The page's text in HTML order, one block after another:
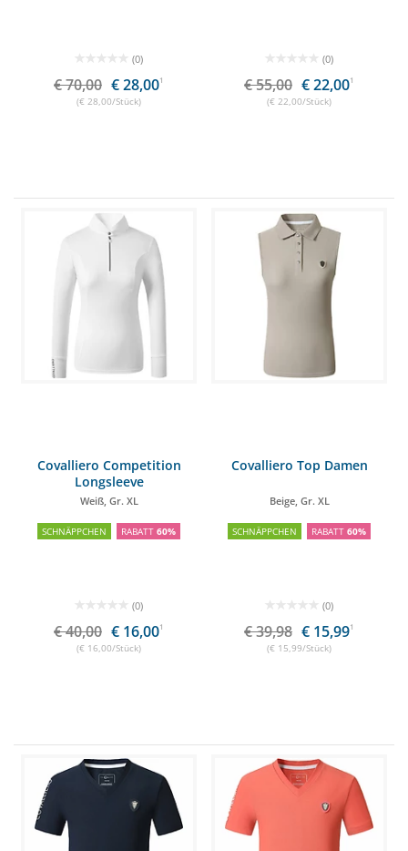
(0)
€ 70,00 € 28,001
(€ 28,00/Stück)
(0)
€ 55,00 € 22,001
(€ 22,00/Stück)
Covalliero Competition
Longsleeve
Weiß, Gr. XL
SCHNÄPPCHEN RABATT 60%
(0)
€ 40,00 € 16,001
(€ 16,00/Stück)
Covalliero Top Damen
Beige, Gr. XL
SCHNÄPPCHEN RABATT 60%
(0)
€ 39,98 € 15,991
(€ 15,99/Stück)